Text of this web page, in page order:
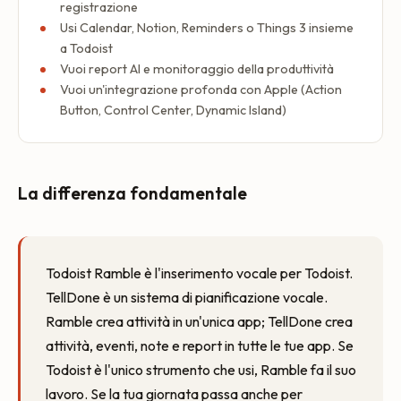
registrazione
Usi Calendar, Notion, Reminders o Things 3 insieme
a Todoist
Vuoi report AI e monitoraggio della produttività
Vuoi un'integrazione profonda con Apple (Action
Button, Control Center, Dynamic Island)
La differenza fondamentale
Todoist Ramble è l'inserimento vocale per Todoist.
TellDone è un sistema di pianificazione vocale.
Ramble crea attività in un'unica app; TellDone crea
attività, eventi, note e report in tutte le tue app. Se
Todoist è l'unico strumento che usi, Ramble fa il suo
lavoro. Se la tua giornata passa anche per